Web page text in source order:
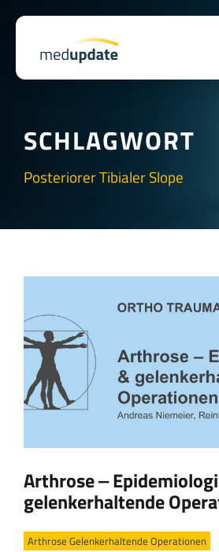
SCHLAGWORT
Posteriorer Tibialer Slope
Arthrose ‒
gelenkerhaltende
Arthrose Gelenkerhaltende Operationen